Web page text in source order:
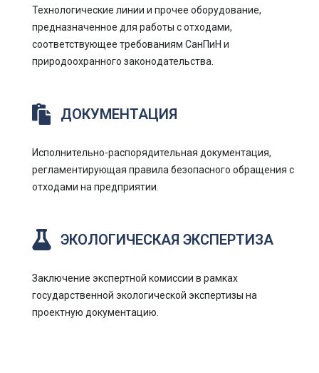
Технологические линии и прочее оборудование,
предназначенное для работы с отходами,
соответствующее требованиям СанПиН и
природоохранного законодательства.
ДОКУМЕНТАЦИЯ
Исполнительно-распорядительная документация,
регламентирующая правила безопасного обращения с
отходами на предприятии.
ЭКОЛОГИЧЕСКАЯ ЭКСПЕРТИЗА
Заключение экспертной комиссии в рамках
государственной экологической экспертизы на
проектную документацию.